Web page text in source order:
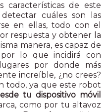
características de este
cuáles son las
en ellas, todo con el
respuesta y obtener la
manera, es capaz de
lo que incidirá con
por donde más
increíble, ¿no crees?
todo, ya que este robot
tu dispositivo móvil
como por tu altavoz